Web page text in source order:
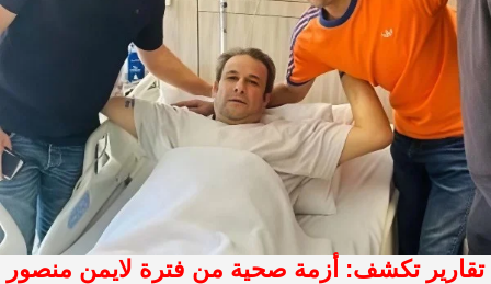
تقارير تكشف: أزمة صحية من فترة لايمن منصور